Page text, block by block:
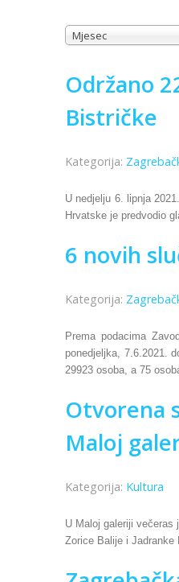
Mjesec
Održano
Bistričke
Kategorija:
U nedjelju 6. lipnja
Hrvatske je predvodio
6 novih
Kategorija:
Prema podacima
ponedjeljka, 7.6.2021.
29923 osoba, a 75
Otvorena
Maloj
Kategorija: Kultura
U Maloj galeriji večeras
Zorice Balije i Jadranke